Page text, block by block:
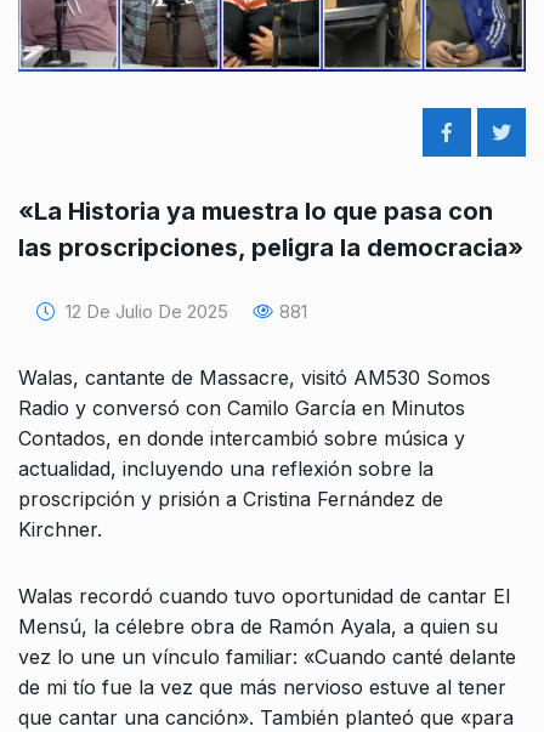
«La Historia ya muestra lo que pasa con
las proscripciones, peligra la democracia»
12 De Julio De 2025 881
Walas, cantante de Massacre, visitó AM530 Somos
Radio y conversó con Camilo García en Minutos
Contados, en donde intercambió sobre música y
actualidad, incluyendo una reflexión sobre la
proscripción y prisión a Cristina Fernández de
Kirchner.
Walas recordó cuando tuvo oportunidad de cantar El
Mensú, la célebre obra de Ramón Ayala, a quien su
vez lo une un vínculo familiar: «Cuando canté delante
de mi tío fue la vez que más nervioso estuve al tener
que cantar una canción». También planteó que «para